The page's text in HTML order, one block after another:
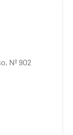
Nº 902